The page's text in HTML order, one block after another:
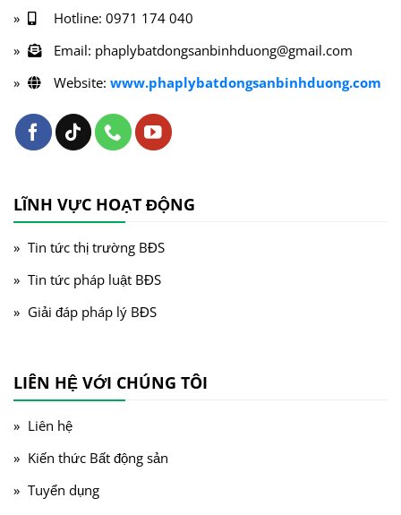
Hotline: 0971 174 040
Email: phaplybatdongsanbinhduong@gmail.com
Website: www.phaplybatdongsanbinhduong.com
LĨNH VỰC HOẠT ĐỘNG
Tin tức thị trường BĐS
Tin tức pháp luật BĐS
Giải đáp pháp lý BĐS
LIÊN HỆ VỚI CHÚNG TÔI
Liên hệ
Kiến thức Bất động sản
Tuyển dụng